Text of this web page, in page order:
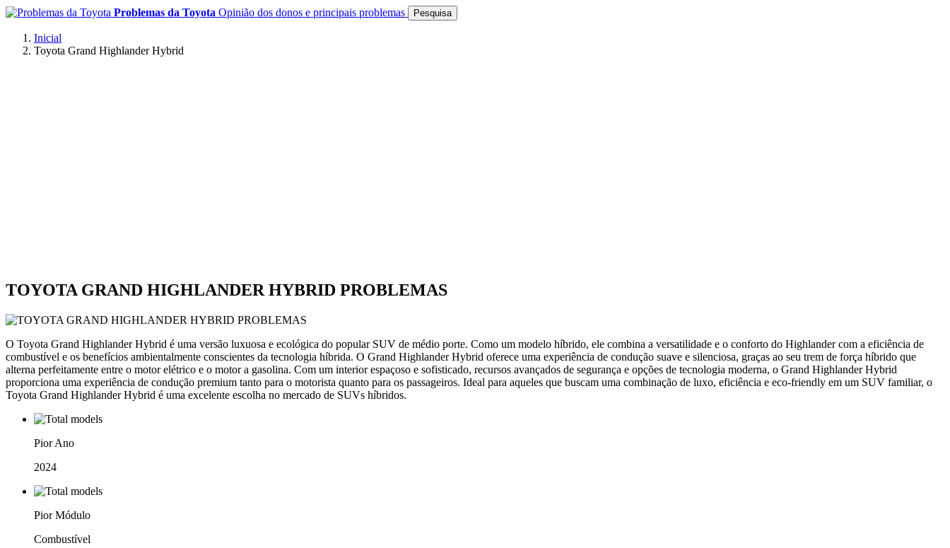
Problemas da Toyota Opinião dos donos e principais problemas Pesquisa
Inicial
Toyota Grand Highlander Hybrid
TOYOTA GRAND HIGHLANDER HYBRID PROBLEMAS
O Toyota Grand Highlander Hybrid é uma versão luxuosa e ecológica do popular SUV de médio porte. Como um modelo híbrido, ele combina a versatilidade e o conforto do Highlander com a eficiência de
combustível e os benefícios ambientalmente conscientes da tecnologia híbrida. O Grand Highlander Hybrid oferece uma experiência de condução suave e silenciosa, graças ao seu trem de força híbrido que
alterna perfeitamente entre o motor elétrico e o motor a gasolina. Com um interior espaçoso e sofisticado, recursos avançados de segurança e opções de tecnologia moderna, o Grand Highlander Hybrid
proporciona uma experiência de condução premium tanto para o motorista quanto para os passageiros. Ideal para aqueles que buscam uma combinação de luxo, eficiência e eco-friendly em um SUV familiar, o
Toyota Grand Highlander Hybrid é uma excelente escolha no mercado de SUVs híbridos.
Pior Ano
2024
Pior Módulo
Combustível